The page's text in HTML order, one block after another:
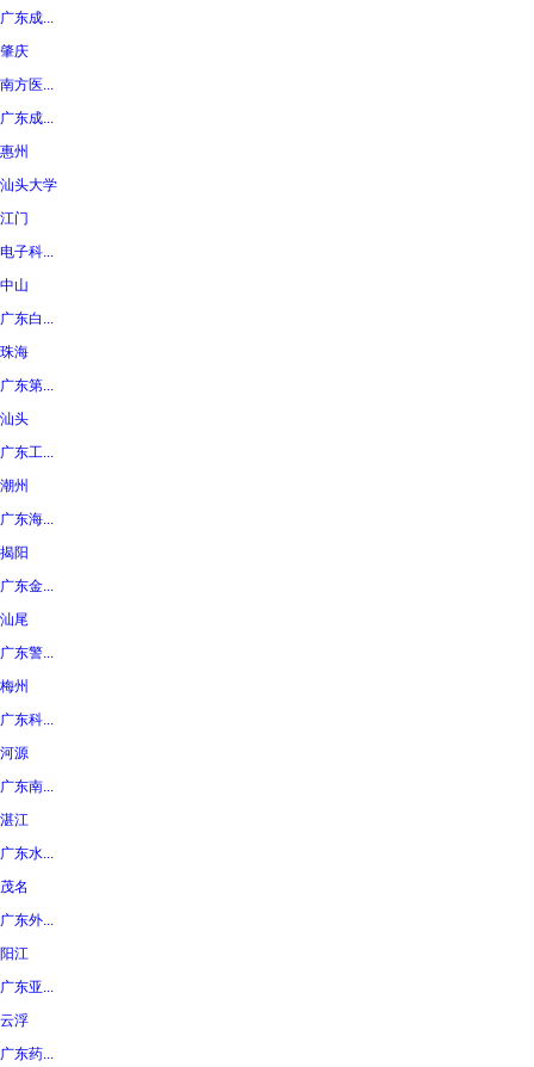
广东成...
肇庆
南方医...
广东成...
惠州
汕头大学
江门
电子科...
中山
广东白...
珠海
广东第...
汕头
广东工...
潮州
广东海...
揭阳
广东金...
汕尾
广东警...
梅州
广东科...
河源
广东南...
湛江
广东水...
茂名
广东外...
阳江
广东亚...
云浮
广东药...